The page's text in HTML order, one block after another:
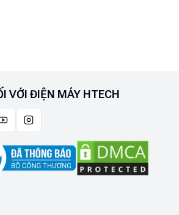
VỚI ĐIỆN MÁY HTECH